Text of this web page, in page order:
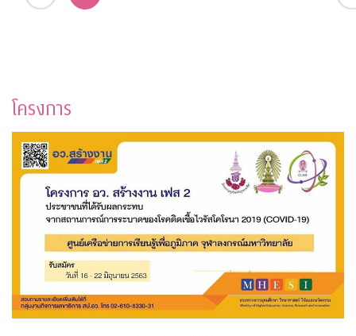
โครงการ